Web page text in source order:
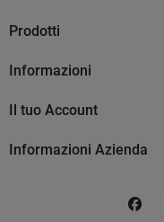
Prodotti
Informazioni
Il tuo Account
Informazioni Azienda